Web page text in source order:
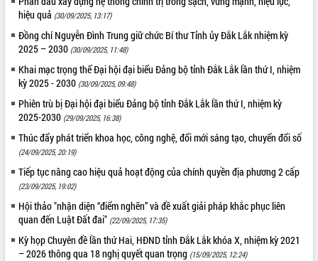
hiệu quả (30/09/2025, 13:17)
Đồng chí Nguyễn Đình Trung giữ chức Bí thư Tỉnh ủy Đắk Lắk nhiệm kỳ
2025 – 2030 (30/09/2025, 11:48)
Khai mạc trọng thể Đại hội đại biểu Đảng bộ tỉnh Đắk Lắk lần thứ I, nhiệm
kỳ 2025 - 2030 (30/09/2025, 09:48)
Phiên trù bị Đại hội đại biểu Đảng bộ tỉnh Đắk Lắk lần thứ I, nhiệm kỳ
2025-2030 (29/09/2025, 16:38)
Thúc đẩy phát triển khoa học, công nghệ, đổi mới sáng tạo, chuyển đổi số
(24/09/2025, 20:19)
Tiếp tục nâng cao hiệu quả hoạt động của chính quyền địa phương 2 cấp
(23/09/2025, 19:02)
Hội thảo "nhận diện “điểm nghẽn” và đề xuất giải pháp khắc phục liên
quan đến Luật Đất đai" (22/09/2025, 17:35)
Kỳ họp Chuyên đề lần thứ Hai, HĐND tỉnh Đắk Lắk khóa X, nhiệm kỳ 2021
– 2026 thông qua 18 nghị quyết quan trọng (15/09/2025, 12:24)